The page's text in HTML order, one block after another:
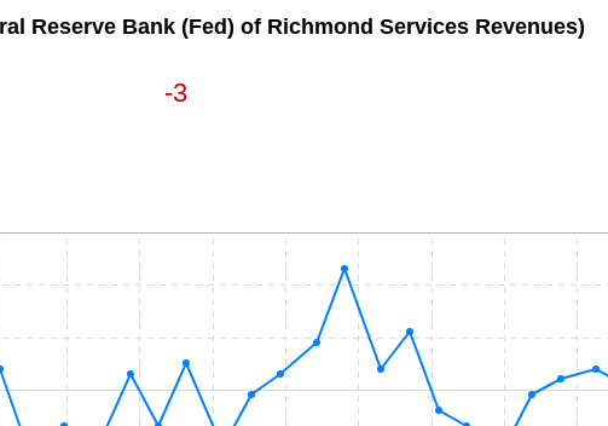
Reserve Bank (Fed) of Richmond Services Revenues)
-3